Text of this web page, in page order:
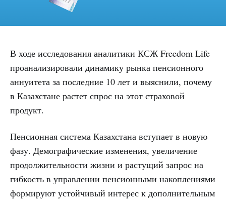
В ходе исследования аналитики КСЖ Freedom Life
проанализировали динамику рынка пенсионного
аннуитета за последние 10 лет и выяснили, почему
в Казахстане растет спрос на этот страховой
продукт.
Пенсионная система Казахстана вступает в новую
фазу. Демографические изменения, увеличение
продолжительности жизни и растущий запрос на
гибкость в управлении пенсионными накоплениями
формируют устойчивый интерес к дополнительным